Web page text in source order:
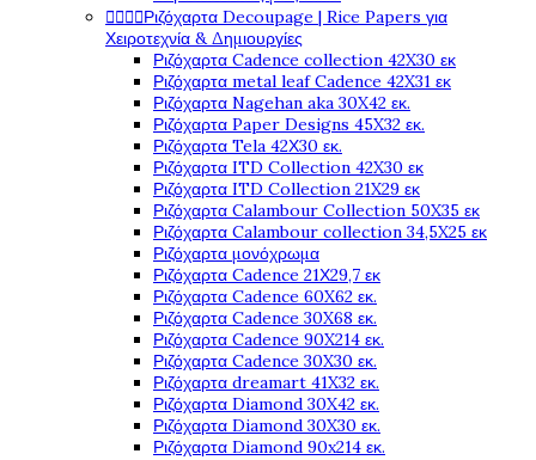
Ριζόχαρτα Decoupage | Rice Papers για
Χειροτεχνία & Δημιουργίες
Ριζόχαρτα Cadence collection 42X30 εκ
Ριζόχαρτα metal leaf Cadence 42X31 εκ
Ριζόχαρτα Nagehan aka 30X42 εκ.
Ριζόχαρτα Paper Designs 45X32 εκ.
Ριζόχαρτα Tela 42Χ30 εκ.
Ριζόχαρτα ITD Collection 42X30 εκ
Ριζόχαρτα ITD Collection 21X29 εκ
Ριζόχαρτα Calambour Collection 50X35 εκ
Ριζόχαρτα Calambour collection 34,5X25 εκ
Ριζόχαρτα μονόχρωμα
Ριζόχαρτα Cadence 21Χ29,7 εκ
Ριζόχαρτα Cadence 60X62 εκ.
Ριζόχαρτα Cadence 30X68 εκ.
Ριζόχαρτα Cadence 90X214 εκ.
Ριζόχαρτα Cadence 30X30 εκ.
Ριζόχαρτα dreamart 41X32 εκ.
Ριζόχαρτα Diamond 30X42 εκ.
Ριζόχαρτα Diamond 30X30 εκ.
Ριζόχαρτα Diamond 90x214 εκ.